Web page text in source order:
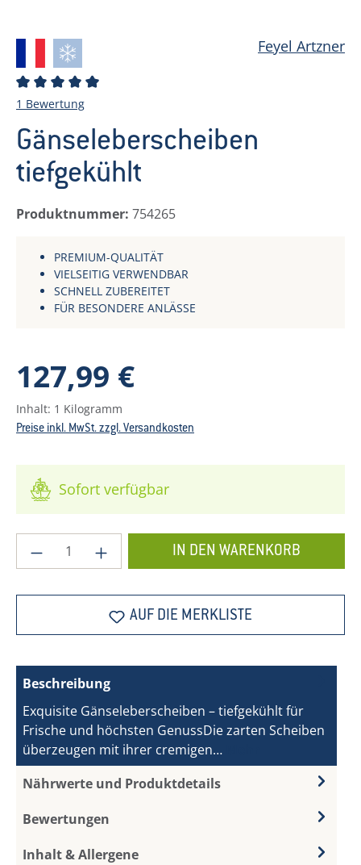
Feyel Artzner
Durchschnittliche Bewertung von 5 von 5 Sternen
1 Bewertung
Gänseleberscheiben
tiefgekühlt
Produktnummer: 754265
PREMIUM-QUALITÄT
VIELSEITIG VERWENDBAR
SCHNELL ZUBEREITET
FÜR BESONDERE ANLÄSSE
Regulärer Preis:
127,99 €
Inhalt: 1 Kilogramm
Preise inkl. MwSt. zzgl. Versandkosten
Sofort verfügbar
Produkt Anzahl: Gib den gewünschten
IN DEN WARENKORB
AUF DIE MERKLISTE
Beschreibung
Exquisite Gänseleberscheiben – tiefgekühlt für
Frische und höchsten GenussDie zarten Scheiben
überzeugen mit ihrer cremigen…
Nährwerte und Produktdetails
Bewertungen
Inhalt & Allergene